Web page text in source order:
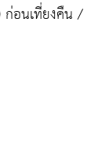
ก่อนเที่ยงคืน /